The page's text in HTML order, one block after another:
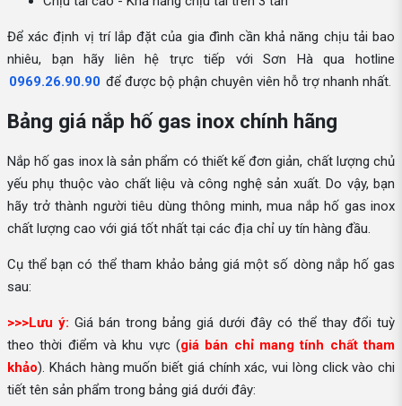
Để xác định vị trí lắp đặt của gia đình cần khả năng chịu tải bao
nhiêu, bạn hãy liên hệ trực tiếp với Sơn Hà qua hotline
0969.26.90.90 để được bộ phận chuyên viên hỗ trợ nhanh nhất.
Bảng giá nắp hố gas inox chính hãng
Nắp hố gas inox là sản phẩm có thiết kế đơn giản, chất lượng chủ
yếu phụ thuộc vào chất liệu và công nghệ sản xuất. Do vậy, bạn
hãy trở thành người tiêu dùng thông minh, mua nắp hố gas inox
chất lượng cao với giá tốt nhất tại các địa chỉ uy tín hàng đầu.
Cụ thể bạn có thể tham khảo bảng giá một số dòng nắp hố gas
sau:
>>>Lưu ý: Giá bán trong bảng giá dưới đây có thể thay đổi tuỳ
theo thời điểm và khu vực (giá bán chỉ mang tính chất tham
khảo). Khách hàng muốn biết giá chính xác, vui lòng click vào chi
tiết tên sản phẩm trong bảng giá dưới đây: